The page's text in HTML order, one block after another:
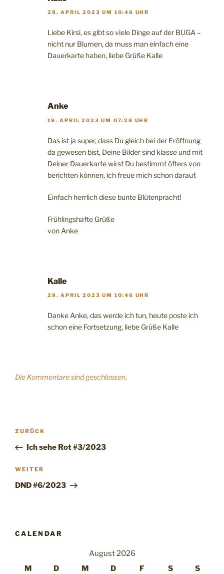
28. APRIL 2023 UM 10:46 UHR
Liebe Kirsi, es gibt so viele Dinge auf der BUGA –
nicht nur Blumen, da muss man einfach eine
Dauerkarte haben, liebe Grüße Kalle
Anke
19. APRIL 2023 UM 07:28 UHR
Das ist ja super, dass Du gleich bei der Eröffnung
da gewesen bist, Deine Bilder sind klasse und mit
Deiner Dauerkarte wirst Du bestimmt öfters von
berichten können, ich freue mich schon darauf.
Einfach herrlich diese bunte Blütenpracht!
Frühlingshafte Grüße
von Anke
Kalle
28. APRIL 2023 UM 10:46 UHR
Danke Anke, das werde ich tun, heute poste ich
schon eine Fortsetzung, liebe Grüße Kalle
Die Kommentare sind geschlossen.
Beitragsnavigation
Vorheriger
Beitrag
ZURÜCK
Ich sehe Rot #3/2023
Nächster
Beitrag
WEITER
DND #6/2023
CALENDAR
August 2026
M
D M D F S S